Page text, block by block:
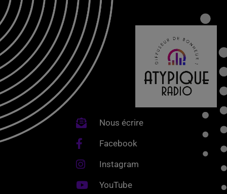
Nous écrire
Facebook
Instagram
YouTube